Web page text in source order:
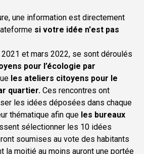
une information est directement
si votre idée n'est pas
2021 et mars 2022, se sont déroulés
pour l’écologie par
les ateliers citoyens pour le
quartier. Ces rencontres ont
les idées déposées dans chaque
thématique afin que les bureaux
sélectionner les 10 idées
soumises au vote des habitants
la moitié au moins auront une portée